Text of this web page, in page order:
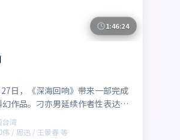
1:46:24
日，《深海回响》带来一部完成
作品。刁亦男延续作者性表达，
、王景春、赵涛、梁朝伟、周冬
据立场，冲突升级自然。制作来
台湾
伟 / 周迅 / 王景春 等